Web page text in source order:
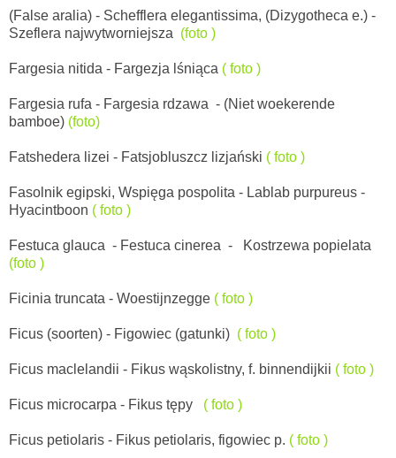
(False aralia) - Schefflera elegantissima, (Dizygotheca e.) -
Szeflera najwytworniejsza (foto )
Fargesia nitida - Fargezja lśniąca ( foto )
Fargesia rufa - Fargesia rdzawa - (Niet woekerende
bamboe) (foto)
Fatshedera lizei - Fatsjobluszcz lizjański ( foto )
Fasolnik egipski, Wspięga pospolita - Lablab purpureus -
Hyacintboon ( foto )
Festuca glauca - Festuca cinerea - Kostrzewa popielata
(foto )
Ficinia truncata - Woestijnzegge ( foto )
Ficus (soorten) - Figowiec (gatunki) ( foto )
Ficus maclelandii - Fikus wąskolistny, f. binnendijkii ( foto )
Ficus microcarpa - Fikus tępy ( foto )
Ficus petiolaris - Fikus petiolaris, figowiec p. ( foto )